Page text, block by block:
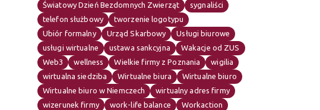
Światowy Dzień Bezdomnych Zwierząt
sygnaliści
telefon służbowy
tworzenie logotypu
Ubiór formalny
Urząd Skarbowy
Usługi biurowe
usługi wirtualne
ustawa sankcyjna
Wakacje od ZUS
Web3
wellness Wielkie firmy z Poznania
wigilia
wirtualna siedziba
Wirtualne biura
Wirtualne biuro
Wirtualne biuro w Niemczech
wirtualny adres firmy
wizerunek firmy
work-life balance
Workaction